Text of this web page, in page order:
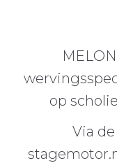
MELON
op
Via